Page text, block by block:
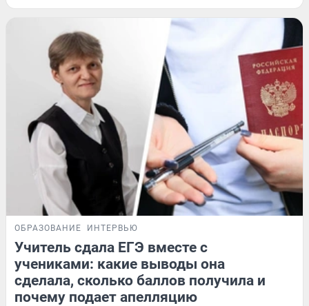
ОБРАЗОВАНИЕ ИНТЕРВЬЮ
Учитель сдала ЕГЭ вместе с
учениками: какие выводы она
сделала, сколько баллов получила и
почему подает апелляцию